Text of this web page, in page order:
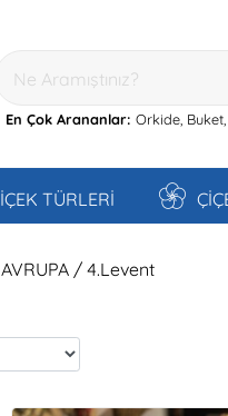
En Çok Arananlar: Orkide, Buket,
TÜRLERİ
/ 4.Levent